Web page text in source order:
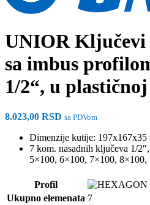
UNIOR Ključevi
sa imbus
1/2“, u
8.023,00 RSD sa PDVom
Dimenzije kutije: 197x167x35
7 kom. nasadnih ključeva 1/
5×100, 6×100, 7×100,
Profil
Ukupno elemenata 7